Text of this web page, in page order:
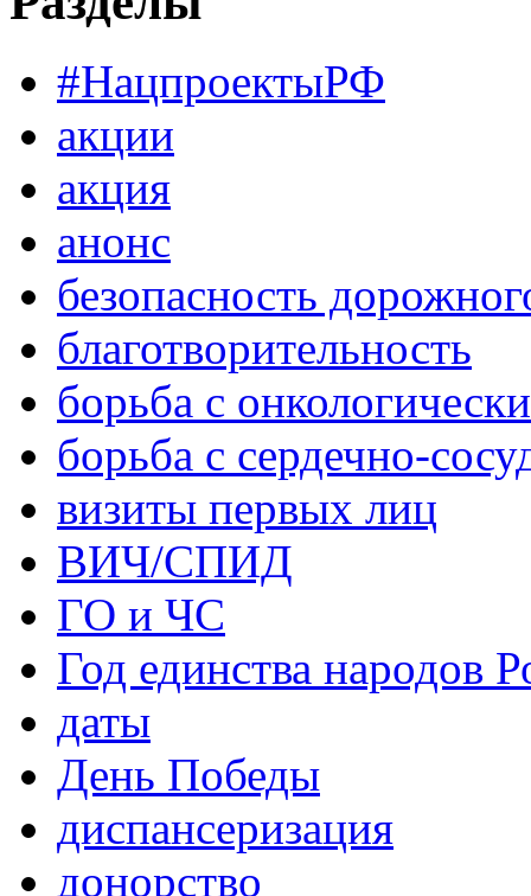
#НацпроектыРФ
акции
акция
анонс
безопасность
благотворительность
борьба с
борьба с сердечно-
визиты первых лиц
ВИЧ/СПИД
ГО и ЧС
Год единства народов
даты
День Победы
диспансеризация
донорство